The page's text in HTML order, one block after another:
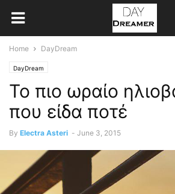
Home DayDream
DayDream
Το πιο ωραίο
που είδα ποτέ
By Electra Asteri - June 3, 2015